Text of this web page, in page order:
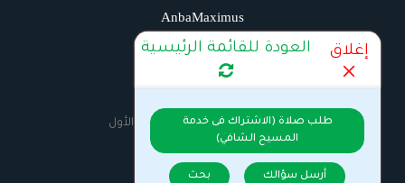
AnbaMaximus
اتصل بنا
الراديو
السيرة الذاتية للانبا مكسيموس الأول
إغلاق العودة للقائمة الرئيسية
طلب صلاة (الاشتراك فى خدمة
المسيح الشافي)
أرسل سؤالك بحث